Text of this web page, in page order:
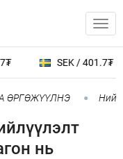
SEK / 401.7₮
нь